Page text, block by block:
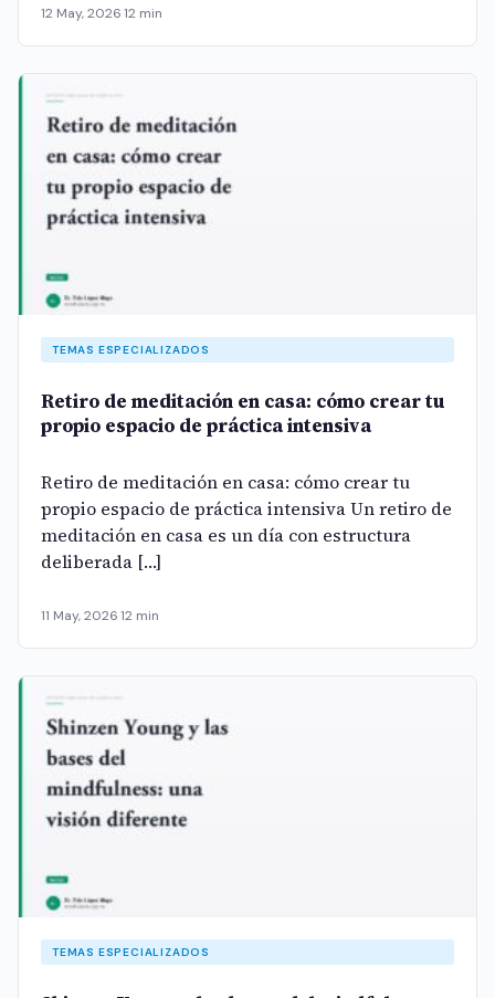
12 May, 202612 min
TEMAS ESPECIALIZADOS
Retiro de meditación en casa: cómo crear tu
propio espacio de práctica intensiva
Retiro de meditación en casa: cómo crear tu
propio espacio de práctica intensiva Un retiro de
meditación en casa es un día con estructura
deliberada […]
11 May, 202612 min
TEMAS ESPECIALIZADOS